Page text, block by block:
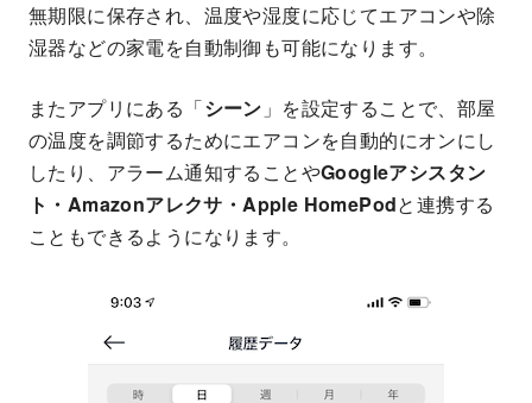
無期限に保存され、温度や湿度に応じてエアコンや除
湿器などの家電を自動制御も可能になります。
またアプリにある「シーン 」を設定することで、部屋
の温度を調節するためにエアコンを自動的にオンにし
したり、アラーム通知することやGoogleアシスタン
ト・Amazonアレクサ・Apple HomePodと連携する
こともできるようになります。